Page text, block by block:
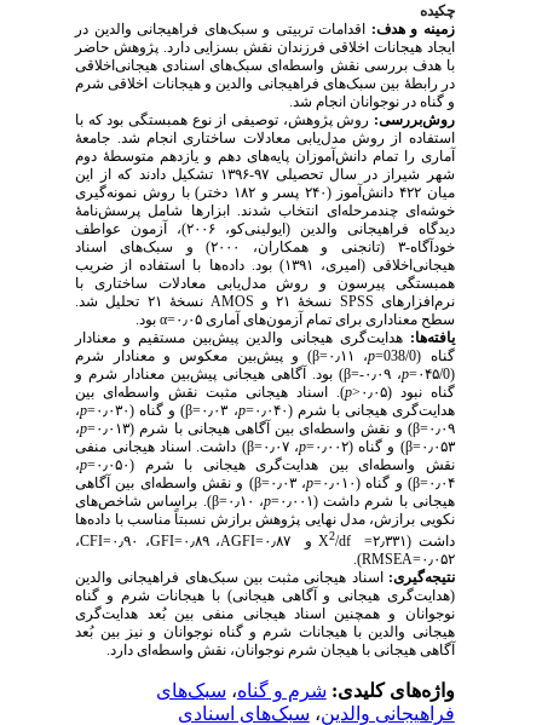
چکیده
زمینه و هدف:اقدامات تربیتی و سبک‌های فراهیجانی والدین در
ایجاد هیجانات اخلاقی فرزندان نقش بسزایی دارد. پژوهش حاضر
با هدف بررسی نقش واسطه‌ای سبک‌های اسنادی هیجانی‌اخلاقی
در رابطهٔ بین سبک‌های فراهیجانی والدین و هیجانات اخلاقی شرم
و گناه در نوجوانان انجام شد.
روش‌بررسی:روش پژوهش، توصیفی از نوع همبستگی بود که با
استفاده از روش مدل‌یابی معادلات ساختاری انجام شد. جامعهٔ
آماری را تمام دانش‌آموزان پایه‌های دهم و یازدهم متوسطهٔ دوم
شهر شیراز در سال تحصیلی ۹۷-۱۳۹۶ تشکیل دادند که از این
میان ۴۲۲ دانش‌آموز (۲۴۰ پسر و ۱۸۲ دختر) با روش نمونه‌گیری
خوشه‌ای چندمرحله‌ای انتخاب شدند. ابزارها شامل پرسش‌نامۀ
دیدگاه فراهیجانی والدین (ایولینی‌کو‌، ۲۰۰۶)، آزمون عواطف
خودآگاه-۳ (تانجنی و همکاران، ۲۰۰۰) و سبک‌های اسناد
هیجانی‌اخلاقی (امیری، ۱۳۹۱) بود. داده‌ها با استفاده از ضریب
همبستگی پیرسون و روش مدل‌یابی معادلات ساختاری با
نرم‌افزارهایS
SPSنسخهٔ ۲۱ و AMOS
نسخهٔ ۲۱ تحلیل شد.
سطح معنا‌داری برای تمام آزمون‌های آماری ۰٫۰۵=
αبود.
یافته‌ها:هدایت‌گری هیجانی والدین پیش‌بین مستقیم و معنادار
گناه (038/0=
p، ۰٫۱۱= β) و پیش‌بین معکوس و معنادار شرم
p، ۰٫۰۹-= β) بود. آگاهی هیجانی پیش‌بین معنادار شرم و
گناه نبود (۰٫۰۵<
p). اسناد هیجانی مثبت نقش واسطه‌ای بین
هدایت‌گری هیجانی با شرم (۰٫۰۴۰=
p، ۰٫۰۳= β) و گناه (۰٫۰۳۰= p،
۰٫۰۹= β) و نقش واسطه‌ای بین آگاهی هیجانی با شرم (۰٫۰۱۳= p،
۰٫۰۵۳= β) و گناه (۰٫۰۰۲= p، ۰٫۰۷= β) داشت. اسناد هیجانی منفی
نقش واسطه‌ای بین هدایت‌گری هیجانی با شرم (۰٫۰۵۰=
p،
۰٫۰۴= β) و گناه (۰٫۰۱۰= p، ۰٫۰۳= β) و نقش واسطه‌ای بین آگاهی
هیجانی با شرم داشت (۰٫۰۰۱=
p، ۰٫۱۰= β). براساس شاخص‌های
نکویی برازش، مدل نهایی پژوهش برازش نسبتاً مناسب با داده‌ها
داشت (۲٫۳۳۱= X
2/df و ۰٫۸۷= AGFI، ۰٫۸۹ =
GFI، ۰٫۹۰ =
CFI،
۰٫۰۵۲= RMSEA
).
نتیجه‌گیری:اسناد هیجانی مثبت بین سبک‌های فراهیجانی والدین
(هدایت‌گری هیجانی و آگاهی هیجانی) با هیجانات شرم و گناه
نوجوانان و همچنین اسناد هیجانی منفی بین بُعد هدایت‌گری
هیجانی والدین با هیجانات شرم و گناه نوجوانان و نیز بین بُعد
آگاهی هیجانی با هیجان شرم نوجوانان، نقش واسطه‌ای دارد.
واژه‌های کلیدی:شرم و گناه،سبک‌های
فراهیجانی والدین،سبک‌های اسنادی